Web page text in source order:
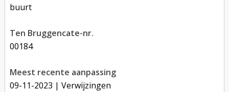
buurt
Ten Bruggencate-nr.
00184
Meest recente aanpassing
09-11-2023 | Verwijzingen